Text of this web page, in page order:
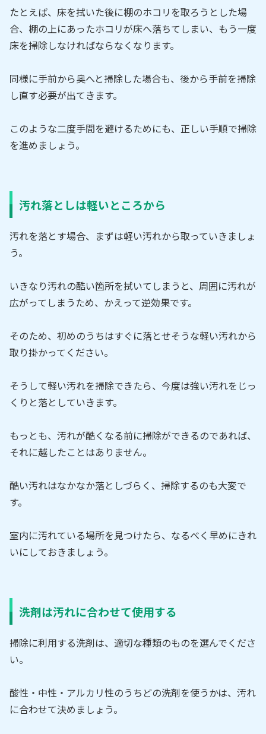
たとえば、床を拭いた後に棚のホコリを取ろうとした場
合、棚の上にあったホコリが床へ落ちてしまい、もう一度
床を掃除しなければならなくなります。
同様に手前から奥へと掃除した場合も、後から手前を掃除
し直す必要が出てきます。
このような二度手間を避けるためにも、正しい手順で掃除
を進めましょう。
汚れ落としは軽いところから
汚れを落とす場合、まずは軽い汚れから取っていきましょ
う。
いきなり汚れの酷い箇所を拭いてしまうと、周囲に汚れが
広がってしまうため、かえって逆効果です。
そのため、初めのうちはすぐに落とせそうな軽い汚れから
取り掛かってください。
そうして軽い汚れを掃除できたら、今度は強い汚れをじっ
くりと落としていきます。
もっとも、汚れが酷くなる前に掃除ができるのであれば、
それに越したことはありません。
酷い汚れはなかなか落としづらく、掃除するのも大変で
す。
室内に汚れている場所を見つけたら、なるべく早めにきれ
いにしておきましょう。
洗剤は汚れに合わせて使用する
掃除に利用する洗剤は、適切な種類のものを選んでくださ
い。
酸性・中性・アルカリ性のうちどの洗剤を使うかは、汚れ
に合わせて決めましょう。